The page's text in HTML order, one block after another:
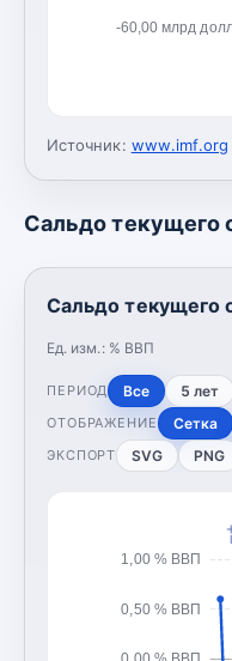
-60,00 млрд
Источник: www.imf.org
Сальдо текущего
Сальдо текущего
Ед. изм.: % ВВП
ПЕРИОД Все 5 лет
ОТОБРАЖЕНИЕ Сетка
ЭКСПОРТ SVG PNG
0,50 % ВВП
1,00 % ВВП